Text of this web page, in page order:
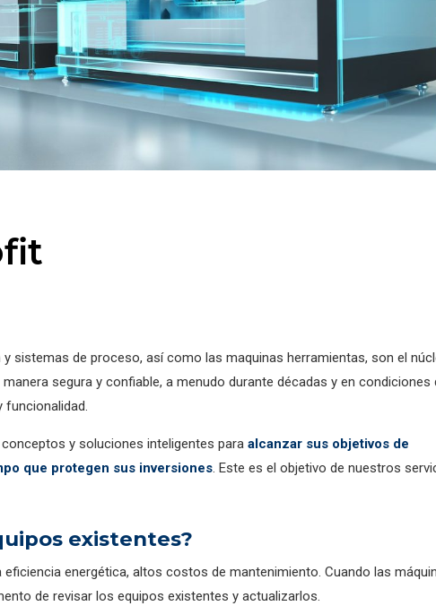
sistemas de proceso, así como las maquinas herramientas, son el
segura y confiable, a menudo durante décadas y en condiciones
funcionalidad.
y soluciones inteligentes para alcanzar sus objetivos de
que protegen sus inversiones. Este es el objetivo de nuestros
existentes?
energética, altos costos de mantenimiento. Cuando las
de revisar los equipos existentes y actualizarlos.